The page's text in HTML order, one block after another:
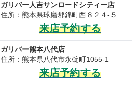
ガリバー人吉サンロードシティー店
住所：熊本県球磨郡錦町西８２４-５
来店予約する
ガリバー熊本八代店
住所：熊本県八代市永碇町1055-1
来店予約する